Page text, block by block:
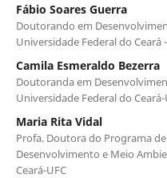
Fábio Soares Guerra
Doutorando em
Universidade Federal do Ceará
Camila Esmeraldo Bezerra
Doutoranda em
Universidade Federal do Ceará-
Maria Rita Vidal
Profa. Doutora do Programa
Desenvolvimento e Meio
Ceará-UFC